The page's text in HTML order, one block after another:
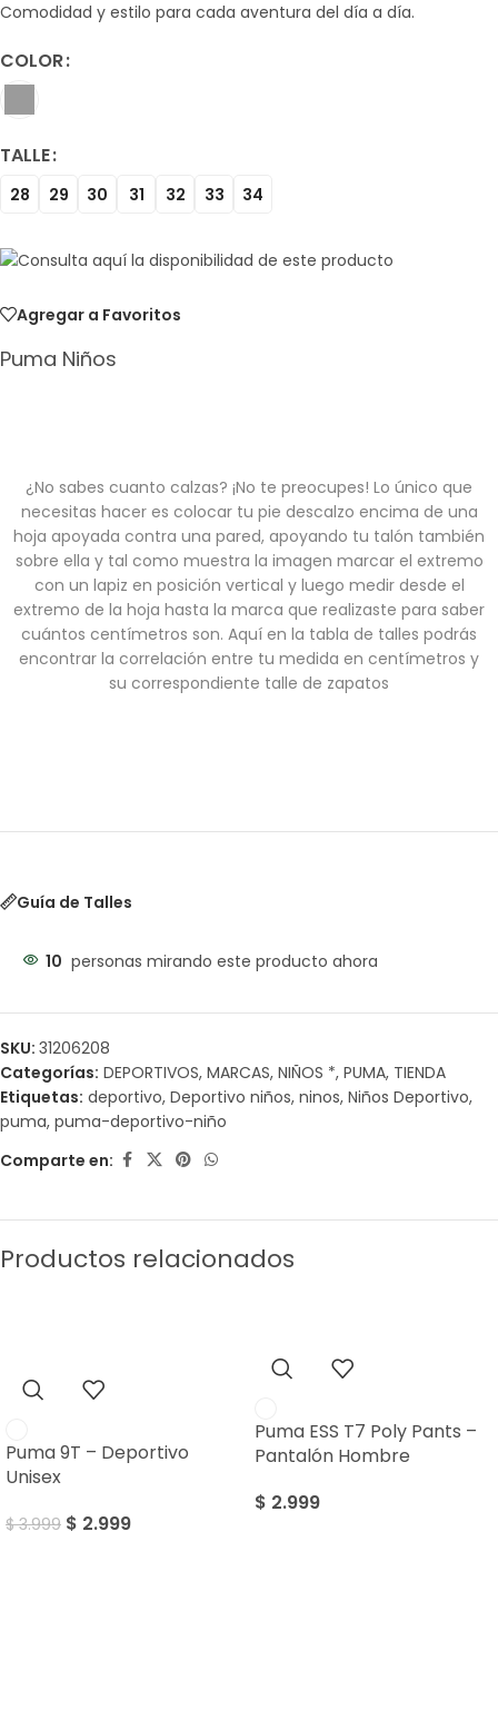
Comodidad y estilo para cada aventura del día a día.
COLOR
TALLE
28 29 30 31 32 33 34
Agregar a Favoritos
Puma Niños
¿No sabes cuanto calzas? ¡No te preocupes! Lo único que
necesitas hacer es colocar tu pie descalzo encima de una
hoja apoyada contra una pared, apoyando tu talón también
sobre ella y tal como muestra la imagen marcar el extremo
con un lapiz en posición vertical y luego medir desde el
extremo de la hoja hasta la marca que realizaste para saber
cuántos centímetros son. Aquí en la tabla de talles podrás
encontrar la correlación entre tu medida en centímetros y
su correspondiente talle de zapatos
Guía de Talles
10 personas mirando este producto ahora
SKU: 31206208
Categorías: DEPORTIVOS, MARCAS, NIÑOS *, PUMA, TIENDA
Etiquetas: deportivo, Deportivo niños, ninos, Niños Deportivo,
puma, puma-deportivo-niño
Comparte en:
Productos relacionados
Puma 9T – Deportivo
Unisex
$3.999 $ 2.999
Puma ESS T7 Poly Pants –
Pantalón Hombre
$ 2.999